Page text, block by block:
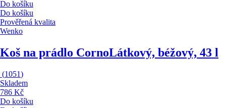
Do košíku
Do košíku
Prověřená kvalita
Wenko
Koš na prádlo CornoLátkový, béžový, 43 l
(1051)
Skladem
786 Kč
Do košíku